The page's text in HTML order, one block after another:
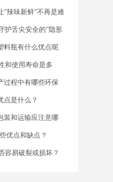
”辣味新鲜”不再是难
护舌尖安全的”隐形
料瓶有什么优点呢
和使用寿命是多
过程中有哪些环保
点是什么？
装和运输应注意哪
优点和缺点？
容易破裂或损坏？